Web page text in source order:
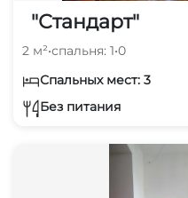
"Стандарт"
2 м²•спальня: 1•0
Спальных мест: 3
Без питания